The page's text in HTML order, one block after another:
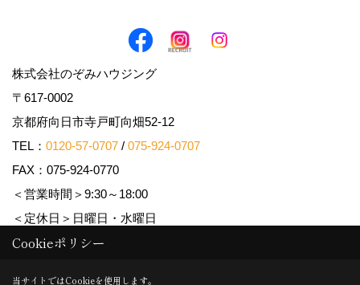
株式会社のぞみハウジング
〒617-0002
京都府向日市寺戸町向畑52-12
TEL： 0120-57-0707 / 075-924-0707
FAX：075-924-0770
＜営業時間＞9:30～18:00
＜定休日＞日曜日・水曜日
Copyright (c) Nozomi Housing. All Rights Reserved.
Cookieポリシー
当サイトではCookieを使用します。